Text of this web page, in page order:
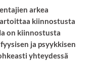
arkea
kiinnostusta
on kiinnostusta
ja psyykkisen
yhteydessä